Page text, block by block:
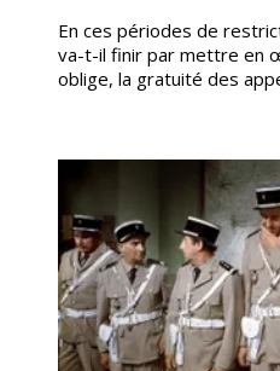
En ces périodes de
va-t-il finir par mettre en
oblige, la gratuité des